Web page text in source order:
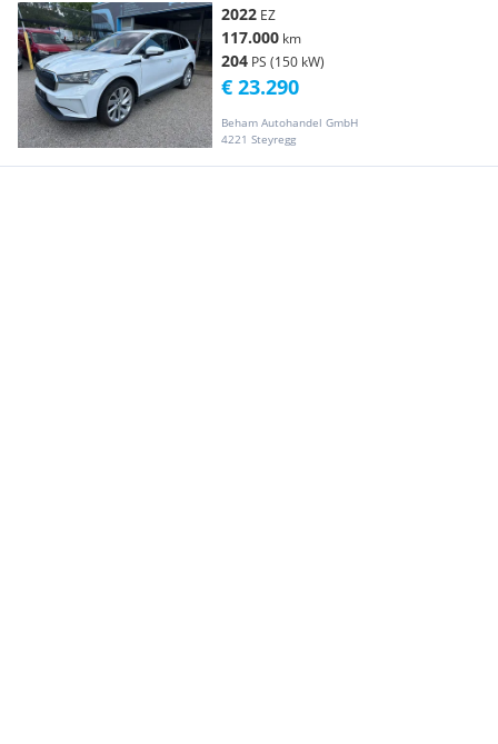
2022 EZ
117.000 km
204 PS (150 kW)
Beham Autohandel GmbH
4221 Steyregg
€ 23.290